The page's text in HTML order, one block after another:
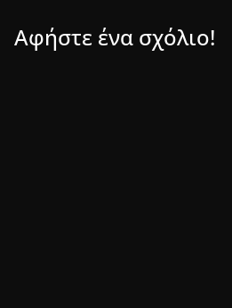
Αφήστε ένα σχόλιο!